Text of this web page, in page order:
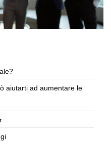
aiutarti ad aumentare le